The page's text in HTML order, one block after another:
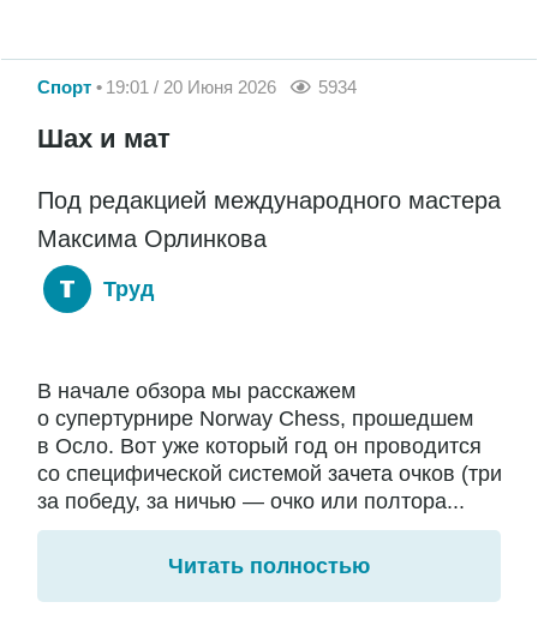
Спорт 19:01 / 20 Июня 2026 5934
Шах и мат
Под редакцией международного мастера
Максима Орлинкова
Труд
В начале обзора мы расскажем
о супертурнире Norway Chess, прошедшем
в Осло. Вот уже который год он проводится
со специфической системой зачета очков (три
за победу, за ничью — очко или полтора...
Читать полностью